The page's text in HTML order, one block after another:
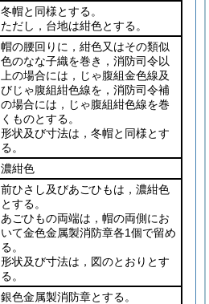
冬帽と同様とする。
ただし，台地は紺色とする。
帽の腰回りに，紺色又はその類似
色のなな子織を巻き，消防司令以
上の場合には，じゃ腹組金色線及
びじゃ腹組紺色線を，消防司令補
の場合には，じゃ腹組紺色線を巻
くものとする。
形状及び寸法は，冬帽と同様とす
る。
濃紺色
前ひさし及びあごひもは，濃紺色
とする。
あごひもの両端は，帽の両側にお
いて金色金属製消防章各1個で留め
る。
形状及び寸法は，図のとおりとす
る。
銀色金属製消防章とする。